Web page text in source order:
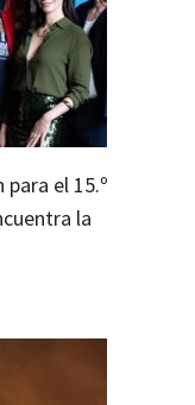
el 15.º
la